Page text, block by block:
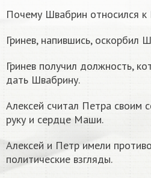
Почему Швабрин относился к
Гринев, напившись, оскорбил
Гринев получил должность,
дать Швабрину.
Алексей считал Петра своим
руку и сердце Маши.
Алексей и Петр имели
политические взгляды.